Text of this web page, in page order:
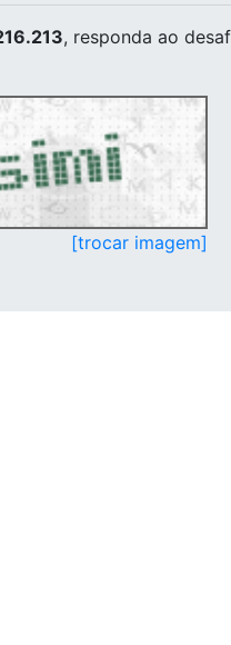
, responda ao
[trocar imagem]